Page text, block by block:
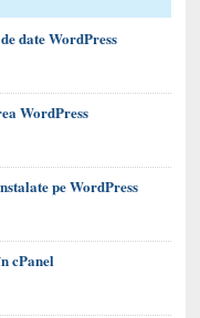
date WordPress
WordPress
pe WordPress
cPanel